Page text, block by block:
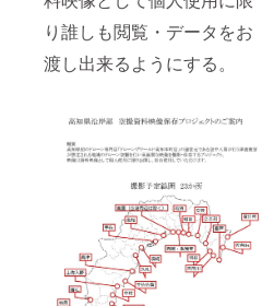
り誰しも閲覧・データをお
渡し出来るようにする。